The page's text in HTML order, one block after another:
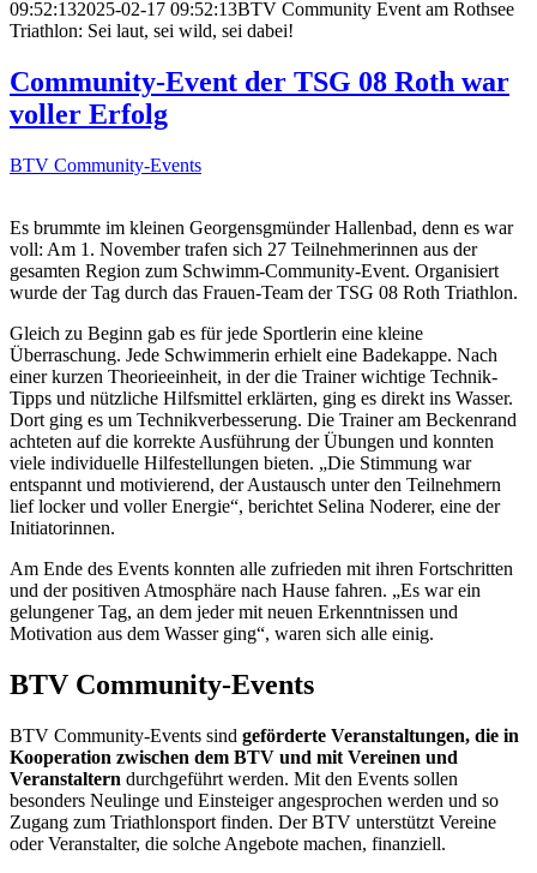
09:52:132025-02-17 09:52:13BTV Community Event am Rothsee
Triathlon: Sei laut, sei wild, sei dabei!
Community-Event der TSG 08 Roth war
voller Erfolg
BTV Community-Events
Es brummte im kleinen Georgensgmünder Hallenbad, denn es war
voll: Am 1. November trafen sich 27 Teilnehmerinnen aus der
gesamten Region zum Schwimm-Community-Event. Organisiert
wurde der Tag durch das Frauen-Team der TSG 08 Roth Triathlon.
Gleich zu Beginn gab es für jede Sportlerin eine kleine
Überraschung. Jede Schwimmerin erhielt eine Badekappe. Nach
einer kurzen Theorieeinheit, in der die Trainer wichtige Technik-
Tipps und nützliche Hilfsmittel erklärten, ging es direkt ins Wasser.
Dort ging es um Technikverbesserung. Die Trainer am Beckenrand
achteten auf die korrekte Ausführung der Übungen und konnten
viele individuelle Hilfestellungen bieten. „Die Stimmung war
entspannt und motivierend, der Austausch unter den Teilnehmern
lief locker und voller Energie“, berichtet Selina Noderer, eine der
Initiatorinnen.
Am Ende des Events konnten alle zufrieden mit ihren Fortschritten
und der positiven Atmosphäre nach Hause fahren. „Es war ein
gelungener Tag, an dem jeder mit neuen Erkenntnissen und
Motivation aus dem Wasser ging“, waren sich alle einig.
BTV Community-Events
BTV Community-Events sind geförderte Veranstaltungen, die in
Kooperation zwischen dem BTV und mit Vereinen und
Veranstaltern durchgeführt werden. Mit den Events sollen
besonders Neulinge und Einsteiger angesprochen werden und so
Zugang zum Triathlonsport finden. Der BTV unterstützt Vereine
oder Veranstalter, die solche Angebote machen, finanziell.